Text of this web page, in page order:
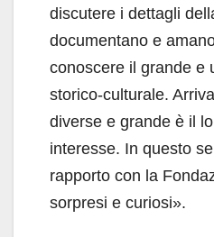
discutere i dettagli
documentano e
conoscere il grande e
storico-culturale.
diverse e grande è il
interesse. In questo
rapporto con la
sorpresi e curiosi».